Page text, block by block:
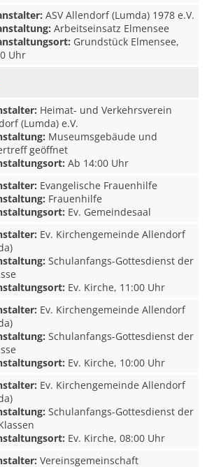
ASV Allendorf (Lumda) 1978 e.V.
Arbeitseinsatz Elmensee
Grundstück Elmensee,
Uhr
Heimat- und Verkehrsverein
(Lumda) e.V.
Museumsgebäude und
geöffnet
Ab 14:00 Uhr
Evangelische Frauenhilfe
Frauenhilfe
Ev. Gemeindesaal
Ev. Kirchengemeinde Allendorf
Schulanfangs-Gottesdienst der
Ev. Kirche, 11:00 Uhr
Ev. Kirchengemeinde Allendorf
Schulanfangs-Gottesdienst der
Ev. Kirche, 10:00 Uhr
Ev. Kirchengemeinde Allendorf
Schulanfangs-Gottesdienst der
Ev. Kirche, 08:00 Uhr
Vereinsgemeinschaft